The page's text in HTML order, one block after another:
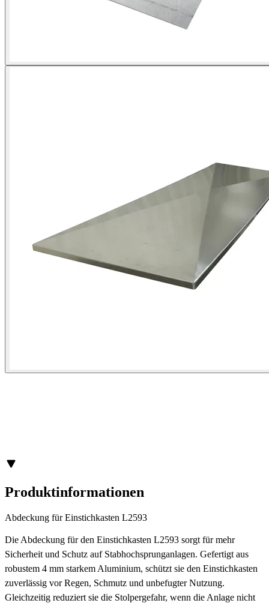
Produktinformationen
Abdeckung für Einstichkasten L2593
Die Abdeckung für den Einstichkasten L2593 sorgt für mehr
Sicherheit und Schutz auf Stabhochsprunganlagen. Gefertigt aus
robustem 4 mm starkem Aluminium, schützt sie den Einstichkasten
zuverlässig vor Regen, Schmutz und unbefugter Nutzung.
Gleichzeitig reduziert sie die Stolpergefahr, wenn die Anlage nicht